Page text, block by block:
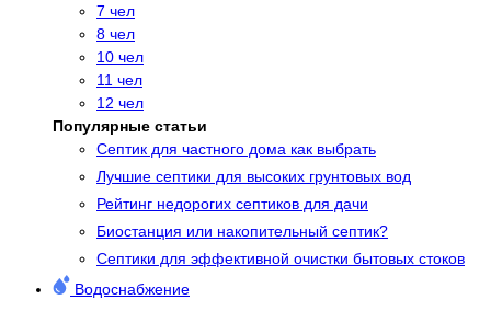
7 чел
8 чел
10 чел
11 чел
12 чел
Популярные статьи
Cептик для частного дома как выбрать
Лучшие септики для высоких грунтовых вод
Рейтинг недорогих септиков для дачи
Биостанция или накопительный септик?
Септики для эффективной очистки бытовых стоков
Водоснабжение